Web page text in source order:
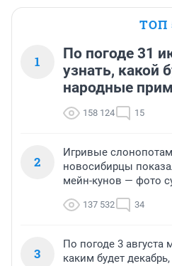
ТОП
1
По погоде 31
узнать, какой
народные
158 124 15
2
Игривые
новосибирцы
мейн-кунов — фото
137 532 34
3
По погоде 3 августа
каким будет